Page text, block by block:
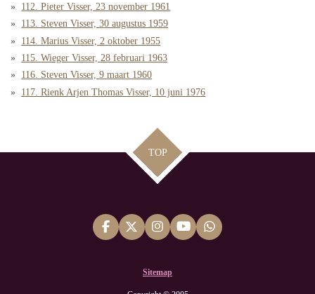
112. Pieter Visser, 23 november 1961
113. Steven Visser, 30 augustus 1959
114. Marius Visser, 2 oktober 1955
115. Wieger Visser, 28 februari 1963
116. Steven Visser, 9 maart 1960
117. Rienk Arjen Thomas Visser, 10 juni 1976
TOP
F
a
X
I
n
a
Y
o
W
h
Sitemap